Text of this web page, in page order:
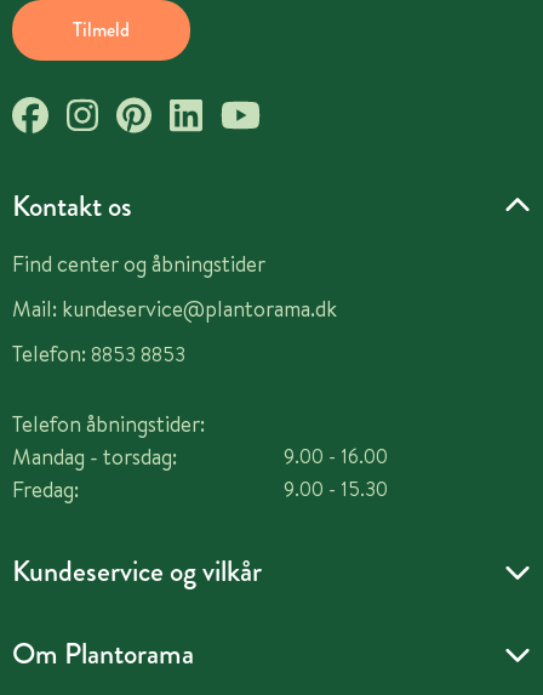
Kontakt os
Find center og åbningstider
Mail: kundeservice@plantorama.dk
Telefon: 8853 8853
Telefon åbningstider:
Mandag - torsdag:
Fredag:
9.00 - 16.00
9.00 - 15.30
Kundeservice og vilkår
Om Plantorama
Tilmeld